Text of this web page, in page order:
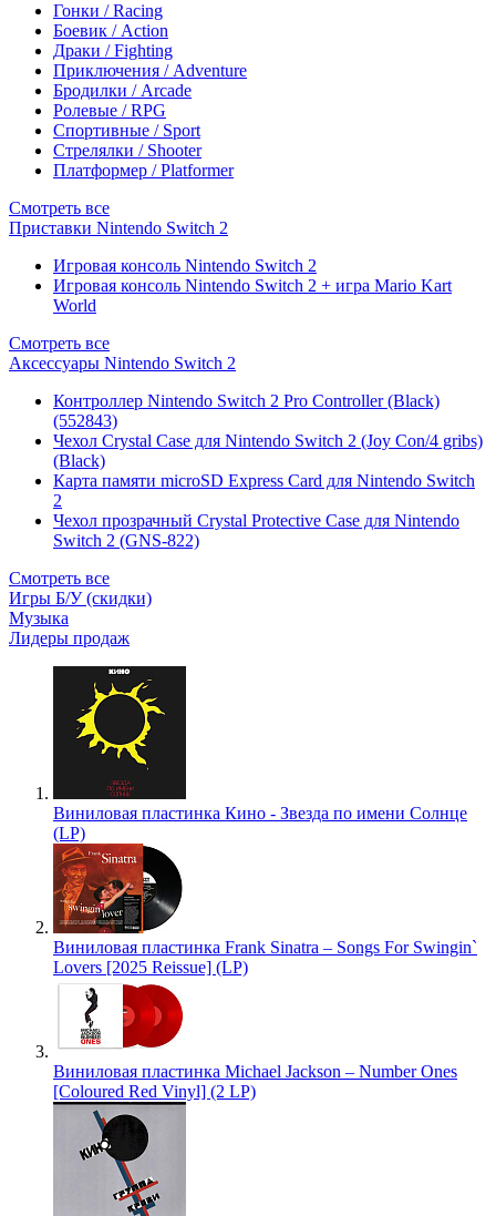
Гонки / Racing
Боевик / Action
Драки / Fighting
Приключения / Adventure
Бродилки / Arcade
Ролевые / RPG
Спортивные / Sport
Стрелялки / Shooter
Платформер / Platformer
Смотреть все
Приставки Nintendo Switch 2
Игровая консоль Nintendo Switch 2
Игровая консоль Nintendo Switch 2 + игра Mario Kart
World
Смотреть все
Аксессуары Nintendo Switch 2
Контроллер Nintendo Switch 2 Pro Controller (Black)
(552843)
Чехол Сrystal Сase для Nintendo Switch 2 (Joy Con/4 gribs)
(Black)
Карта памяти microSD Express Card для Nintendo Switch
2
Чехол прозрачный Crystal Protective Case для Nintendo
Switch 2 (GNS-822)
Смотреть все
Игры Б/У (скидки)
Музыка
Лидеры продаж
Виниловая пластинка Кино - Звезда по имени Солнце
(LP)
Виниловая пластинка Frank Sinatra – Songs For Swingin`
Lovers [2025 Reissue] (LP)
Виниловая пластинка Michael Jackson – Number Ones
[Coloured Red Vinyl] (2 LP)